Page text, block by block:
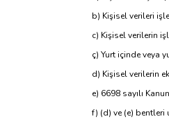
b) Kişisel verileri
c) Kişisel verilerin
ç) Yurt içinde veya
d) Kişisel verilerin
e) 6698 sayılı
f) (d) ve (e) bentleri